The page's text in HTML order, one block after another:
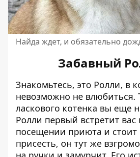
Найда ждет, и обязательно
Забавный
Знакомьтесь, это Ролли, в
невозможно не влюбиться.
ласкового котенка вы еще
Ролли первый встретит вас
посещении приюта и стоит
присесть, он тут же